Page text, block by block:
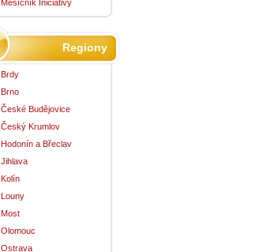
Měsíčník Iniciativy
Regiony
Brdy
Brno
České Budějovice
Český Krumlov
Hodonín a Břeclav
Jihlava
Kolín
Louny
Most
Olomouc
Ostrava